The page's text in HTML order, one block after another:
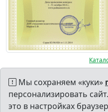
Мы сохраняем «куки»
персонализировать
это в настройках